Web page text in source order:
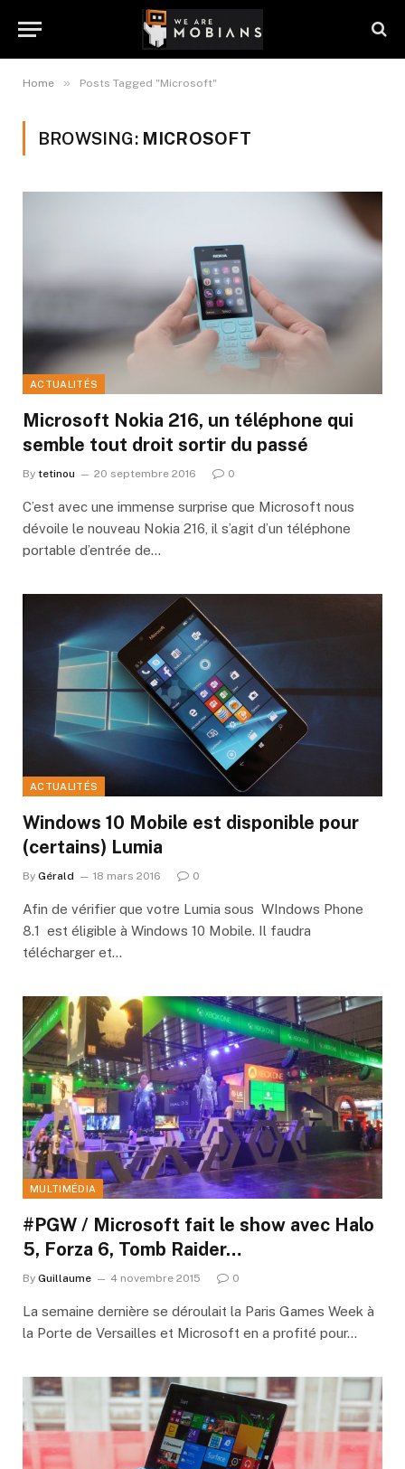
Home » Posts Tagged "Microsoft"
BROWSING: MICROSOFT
ACTUALITÉS
Microsoft Nokia 216, un téléphone qui
semble tout droit sortir du passé
By tetinou 20 septembre 2016 0
C’est avec une immense surprise que Microsoft nous
dévoile le nouveau Nokia 216, il s’agit d’un téléphone
portable d’entrée de…
ACTUALITÉS
Windows 10 Mobile est disponible pour
(certains) Lumia
By Gérald 18 mars 2016 0
Afin de vérifier que votre Lumia sous WIndows Phone
8.1 est éligible à Windows 10 Mobile. Il faudra
télécharger et…
MULTIMÉDIA
#PGW / Microsoft fait le show avec Halo
5, Forza 6, Tomb Raider…
By Guillaume 4 novembre 2015 0
La semaine dernière se déroulait la Paris Games Week à
la Porte de Versailles et Microsoft en a profité pour…